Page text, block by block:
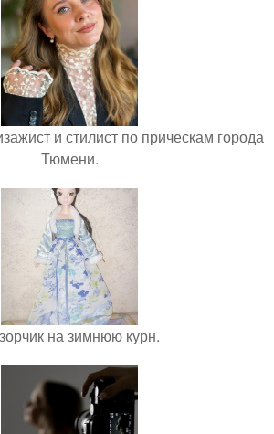
и стилист по прическам города
Тюмени.
на зимнюю курн.